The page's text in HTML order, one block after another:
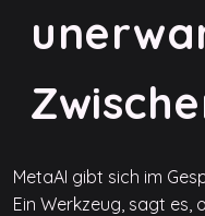
MetaAI gibt sich im
Ein Werkzeug, sagt es,